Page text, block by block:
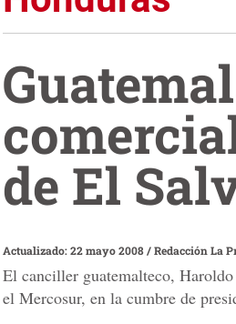
de El
Actualizado: 22 mayo 2008/Redacción La
El canciller guatemalteco,
el Mercosur, en la cumbre de